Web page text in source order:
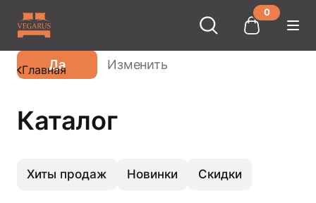
0
Ваш город
Да Изменить
Главная
Каталог
Хиты продаж Новинки Скидки